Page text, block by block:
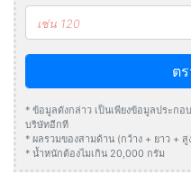
ต
* ข้อมูลดังกล่าว เป็นเพียงข้อมูลประก
บริษัทอีกที
* ผลรวมของสามด้าน (กว้าง + ยาว + สู
* น้ำหนักต้องไมเกิน 20,000 กรัม